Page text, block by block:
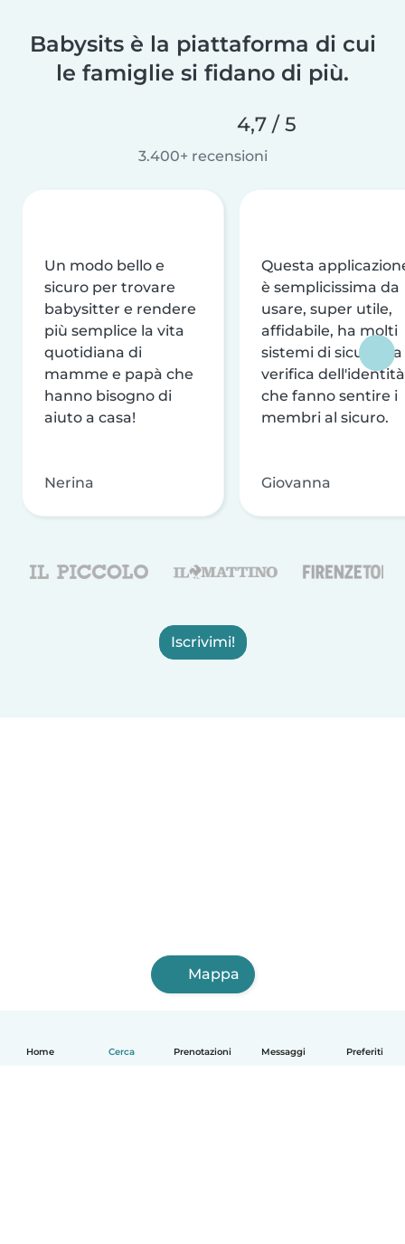
Home Cerca Prenotazioni Messaggi Preferiti
Babysits è la piattaforma di cui
le famiglie si fidano di più.
4,7 / 5
3.400+ recensioni
Un modo bello e
sicuro per trovare
babysitter e rendere
più semplice la vita
quotidiana di
mamme e papà che
hanno bisogno di
aiuto a casa!
Nerina
Questa
è semplicissima da
usare, super utile,
affidabile, ha molti
sistemi di sicurezza
verifica dell'identità
che fanno sentire i
membri al sicuro.
Giovanna
Iscrivimi!
Mappa